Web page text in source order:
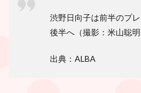
渋野日向子は前半のプ
後半へ（撮影：米山聡明
出典：ALBA